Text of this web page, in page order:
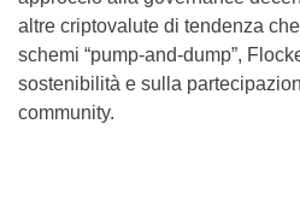
altre criptovalute di tendenza
schemi “pump-and-dump”,
sostenibilità e sulla
community.